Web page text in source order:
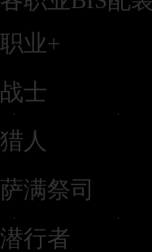
职业+
战士
猎人
萨满祭司
潜行者